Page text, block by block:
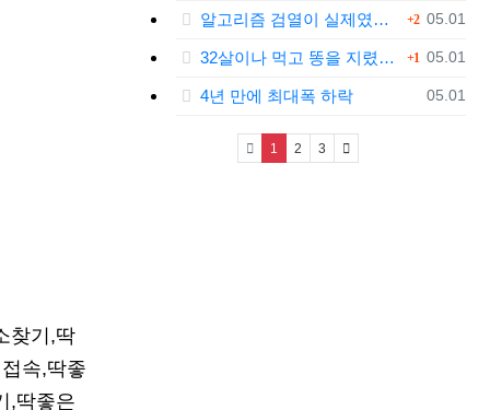
찾기,딱
속,딱좋
,딱좋은
등록일
05.01
알고리즘 검열이 실제였다는 틱톡.jpg 2댓글
등록일
05.01
32살이나 먹고 똥을 지렸다.jpg 1 댓글
등록일
05.01
4년 만에 최대폭 하락
1 (current)
2 3